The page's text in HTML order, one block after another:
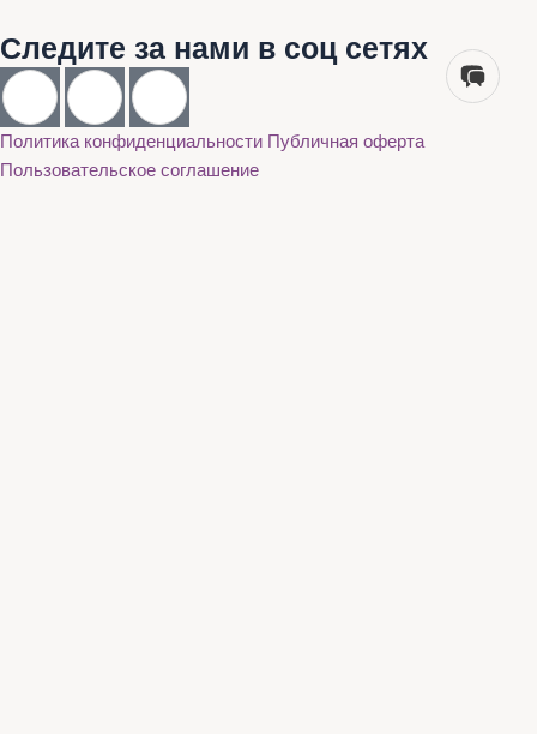
Следите за нами в соц сетях
Политика конфиденциальности Публичная оферта
Пользовательское соглашение